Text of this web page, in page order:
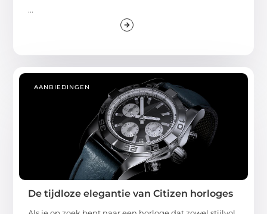
...
AANBIEDINGEN
De tijdloze elegantie van Citizen horloges